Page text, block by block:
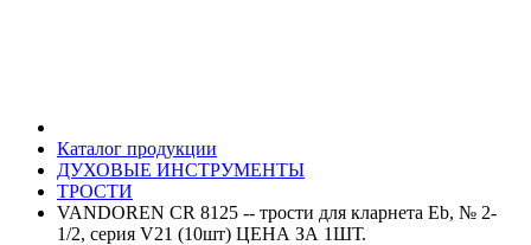
Каталог продукции
ДУХОВЫЕ ИНСТРУМЕНТЫ
ТРОСТИ
VANDOREN CR 8125 -- трости для кларнета Eb, № 2-
1/2, серия V21 (10шт) ЦЕНА ЗА 1ШТ.